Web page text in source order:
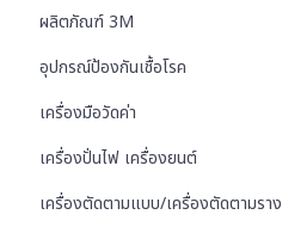
ผลิตภัณฑ์ 3M
อุปกรณ์ป้องกันเชื้อโรค
เครื่องมือวัดค่า
เครื่องปั่นไฟ เครื่องยนต์
เครื่องตัดตามแบบ/เครื่องตัดตามราง